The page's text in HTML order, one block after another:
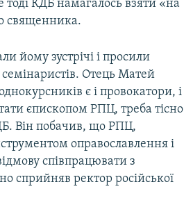
КДБ намагалось взяти «на
священника.
йому зустрічі і просили
Отець Матей
є і провокатори, і
єпископом РПЦ, треба тісно
Він побачив, що РПЦ,
оправославлення і
співпрацювати з
сприйняв ректор російської